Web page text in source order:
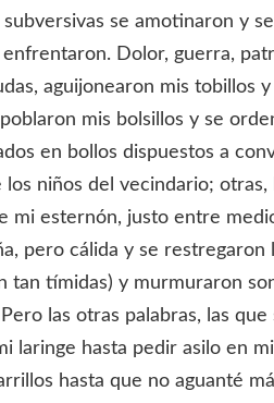
se amotinaron y
Dolor, guerra,
aguijonearon mis tobillos
mis bolsillos y se
en bollos dispuestos a
niños del vecindario; otras,
mi esternón, justo entre
pero cálida y se restregaron
tan tímidas) y murmuraron
las otras palabras, las
laringe hasta pedir asilo en mi
hasta que no aguanté